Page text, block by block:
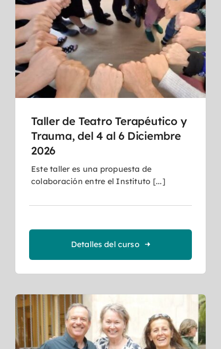
Taller de Teatro Terapéutico y
Trauma, del 4 al 6 Diciembre
2026
Este taller es una propuesta de
colaboración entre el Instituto [...]
Detalles del curso